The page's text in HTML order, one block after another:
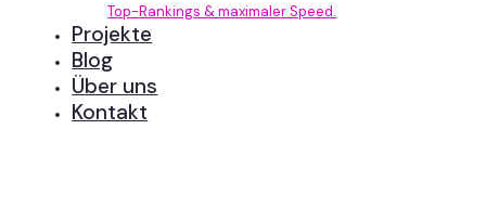
Top-Rankings & maximaler Speed.
Projekte
Blog
Über uns
Kontakt